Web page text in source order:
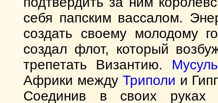
себя папским вассалом.
создать своему молодому
создал флот, который
трепетать Византию.
Африки между Триполи и
Соединив в своих руках